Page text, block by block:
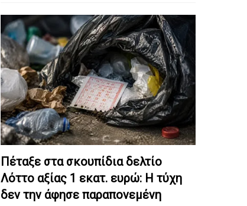
Πέταξε στα σκουπίδια δελτίο
Λόττο αξίας 1 εκατ. ευρώ: Η τύχη
δεν την άφησε παραπονεμένη